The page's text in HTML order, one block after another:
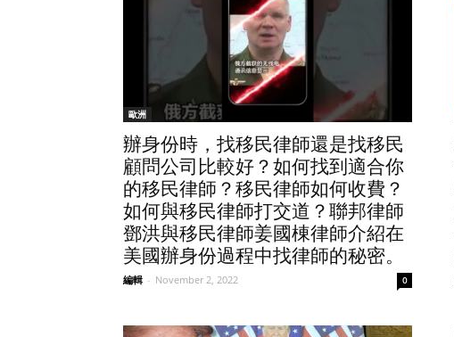
歐洲
辦身份時，找移民律師還是找移民
顧問公司比較好？如何找到適合你
的移民律師？移民律師如何收費？
如何與移民律師打交道？聯邦律師
鄧洪與移民律師姜國棟律師介紹在
美國辦身份過程中找律師的秘密。
編輯 - November 2, 2022 0